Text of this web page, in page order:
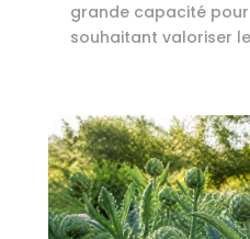
grande capacité
souhaitant valoriser